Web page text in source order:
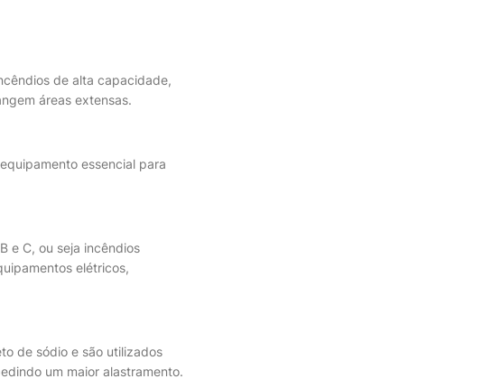
de alta capacidade,
áreas extensas.
essencial para
e C, ou seja incêndios
elétricos,
de sódio e são utilizados
um maior alastramento.